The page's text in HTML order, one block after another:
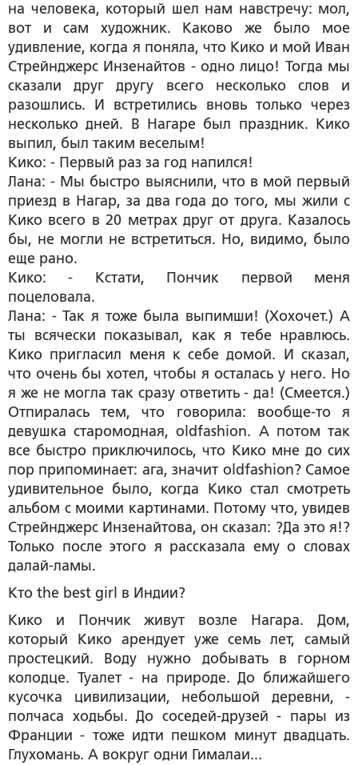
на человека, который шел нам навстречу: мол,
вот и сам художник. Каково же было мое
удивление, когда я поняла, что Кико и мой Иван
Стрейнджерс Инзенайтов - одно лицо! Тогда мы
сказали друг другу всего несколько слов и
разошлись. И встретились вновь только через
несколько дней. В Нагаре был праздник. Кико
выпил, был таким веселым!
Кико: - Первый раз за год напился!
Лана: - Мы быстро выяснили, что в мой первый
приезд в Нагар, за два года до того, мы жили с
Кико всего в 20 метрах друг от друга. Казалось
бы, не могли не встретиться. Но, видимо, было
еще рано.
Кико: - Кстати, Пончик первой меня
поцеловала.
Лана: - Так я тоже была выпимши! (Хохочет.) А
ты всячески показывал, как я тебе нравлюсь.
Кико пригласил меня к себе домой. И сказал,
что очень бы хотел, чтобы я осталась у него. Но
я же не могла так сразу ответить - да! (Смеется.)
Отпиралась тем, что говорила: вообще-то я
девушка старомодная, oldfashion. А потом так
все быстро приключилось, что Кико мне до сих
пор припоминает: ага, значит oldfashion? Самое
удивительное было, когда Кико стал смотреть
альбом с моими картинами. Потому что, увидев
Стрейнджерс Инзенайтова, он сказал: ?Да это я!?
Только после этого я рассказала ему о словах
далай-ламы.
Кто the best girl в Индии?
Кико и Пончик живут возле Нагара. Дом,
который Кико арендует уже семь лет, самый
простецкий. Воду нужно добывать в горном
колодце. Туалет - на природе. До ближайшего
кусочка цивилизации, небольшой деревни, -
полчаса ходьбы. До соседей-друзей - пары из
Франции - тоже идти пешком минут двадцать.
Глухомань. А вокруг одни Гималаи...